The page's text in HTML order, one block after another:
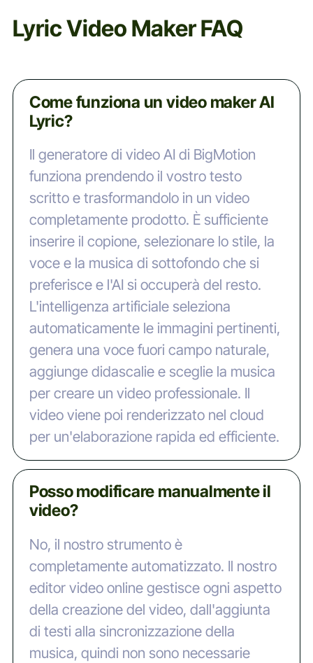
Lyric Video Maker FAQ
Come funziona un video maker AI
Lyric?
Il generatore di video AI di BigMotion
funziona prendendo il vostro testo
scritto e trasformandolo in un video
completamente prodotto. È sufficiente
inserire il copione, selezionare lo stile, la
voce e la musica di sottofondo che si
preferisce e l'AI si occuperà del resto.
L'intelligenza artificiale seleziona
automaticamente le immagini pertinenti,
genera una voce fuori campo naturale,
aggiunge didascalie e sceglie la musica
per creare un video professionale. Il
video viene poi renderizzato nel cloud
per un'elaborazione rapida ed efficiente.
Posso modificare manualmente il
video?
No, il nostro strumento è
completamente automatizzato. Il nostro
editor video online gestisce ogni aspetto
della creazione del video, dall'aggiunta
di testi alla sincronizzazione della
musica, quindi non sono necessarie